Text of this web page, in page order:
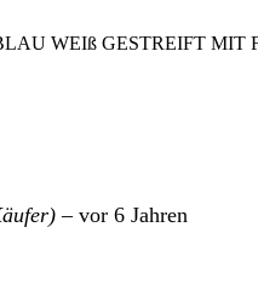
WEIß GESTREIFT MIT
– vor 6 Jahren